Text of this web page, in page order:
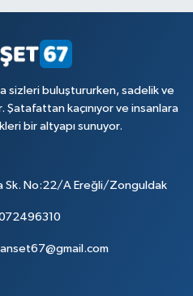
sizleri buluştururken, sadelik ve
kaçınıyor ve insanlara
bir altyapı sunuyor.
Sk. No:22/A Ereğli/Zonguldak